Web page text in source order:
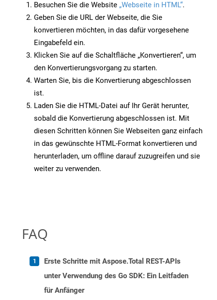
Besuchen Sie die Website „Webseite in HTML“.
Geben Sie die URL der Webseite, die Sie
konvertieren möchten, in das dafür vorgesehene
Eingabefeld ein.
Klicken Sie auf die Schaltfläche „Konvertieren“, um
den Konvertierungsvorgang zu starten.
Warten Sie, bis die Konvertierung abgeschlossen
ist.
Laden Sie die HTML-Datei auf Ihr Gerät herunter,
sobald die Konvertierung abgeschlossen ist. Mit
diesen Schritten können Sie Webseiten ganz einfach
in das gewünschte HTML-Format konvertieren und
herunterladen, um offline darauf zuzugreifen und sie
weiter zu verwenden.
FAQ
Erste Schritte mit Aspose.Total REST-APIs
unter Verwendung des Go SDK: Ein Leitfaden
für Anfänger